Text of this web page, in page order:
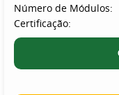
Número de Módulos:
Certificação: